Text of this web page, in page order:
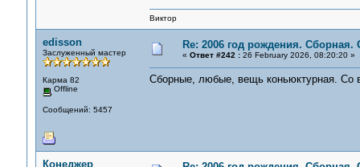
Виктор
edisson
Заслуженный мастер
Карма 82
Offline
Сообщений: 5457
Re: 2006 год рождения.
« Ответ #242 :26 February 2026, 08:20:20 »
Сборные, любые, вещь коньюктурная. Со
Конеджер